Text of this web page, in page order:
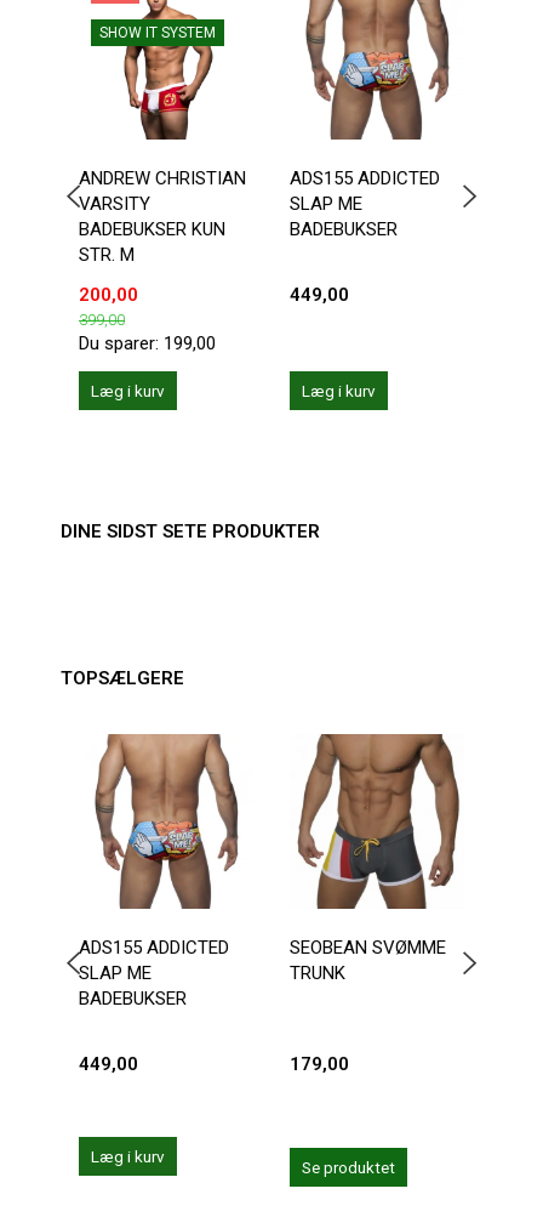
SHOW IT SYSTEM
ANDREW CHRISTIAN
VARSITY
BADEBUKSER KUN
STR. M
200,00
399,00
Du sparer: 199,00
Læg i kurv
ADS155 ADDICTED
SLAP ME
BADEBUKSER
449,00
Læg i kurv
DINE SIDST SETE PRODUKTER
TOPSÆLGERE
ADS155 ADDICTED
SLAP ME
BADEBUKSER
449,00
Læg i kurv
SEOBEAN SVØMME
TRUNK
179,00
Se produktet